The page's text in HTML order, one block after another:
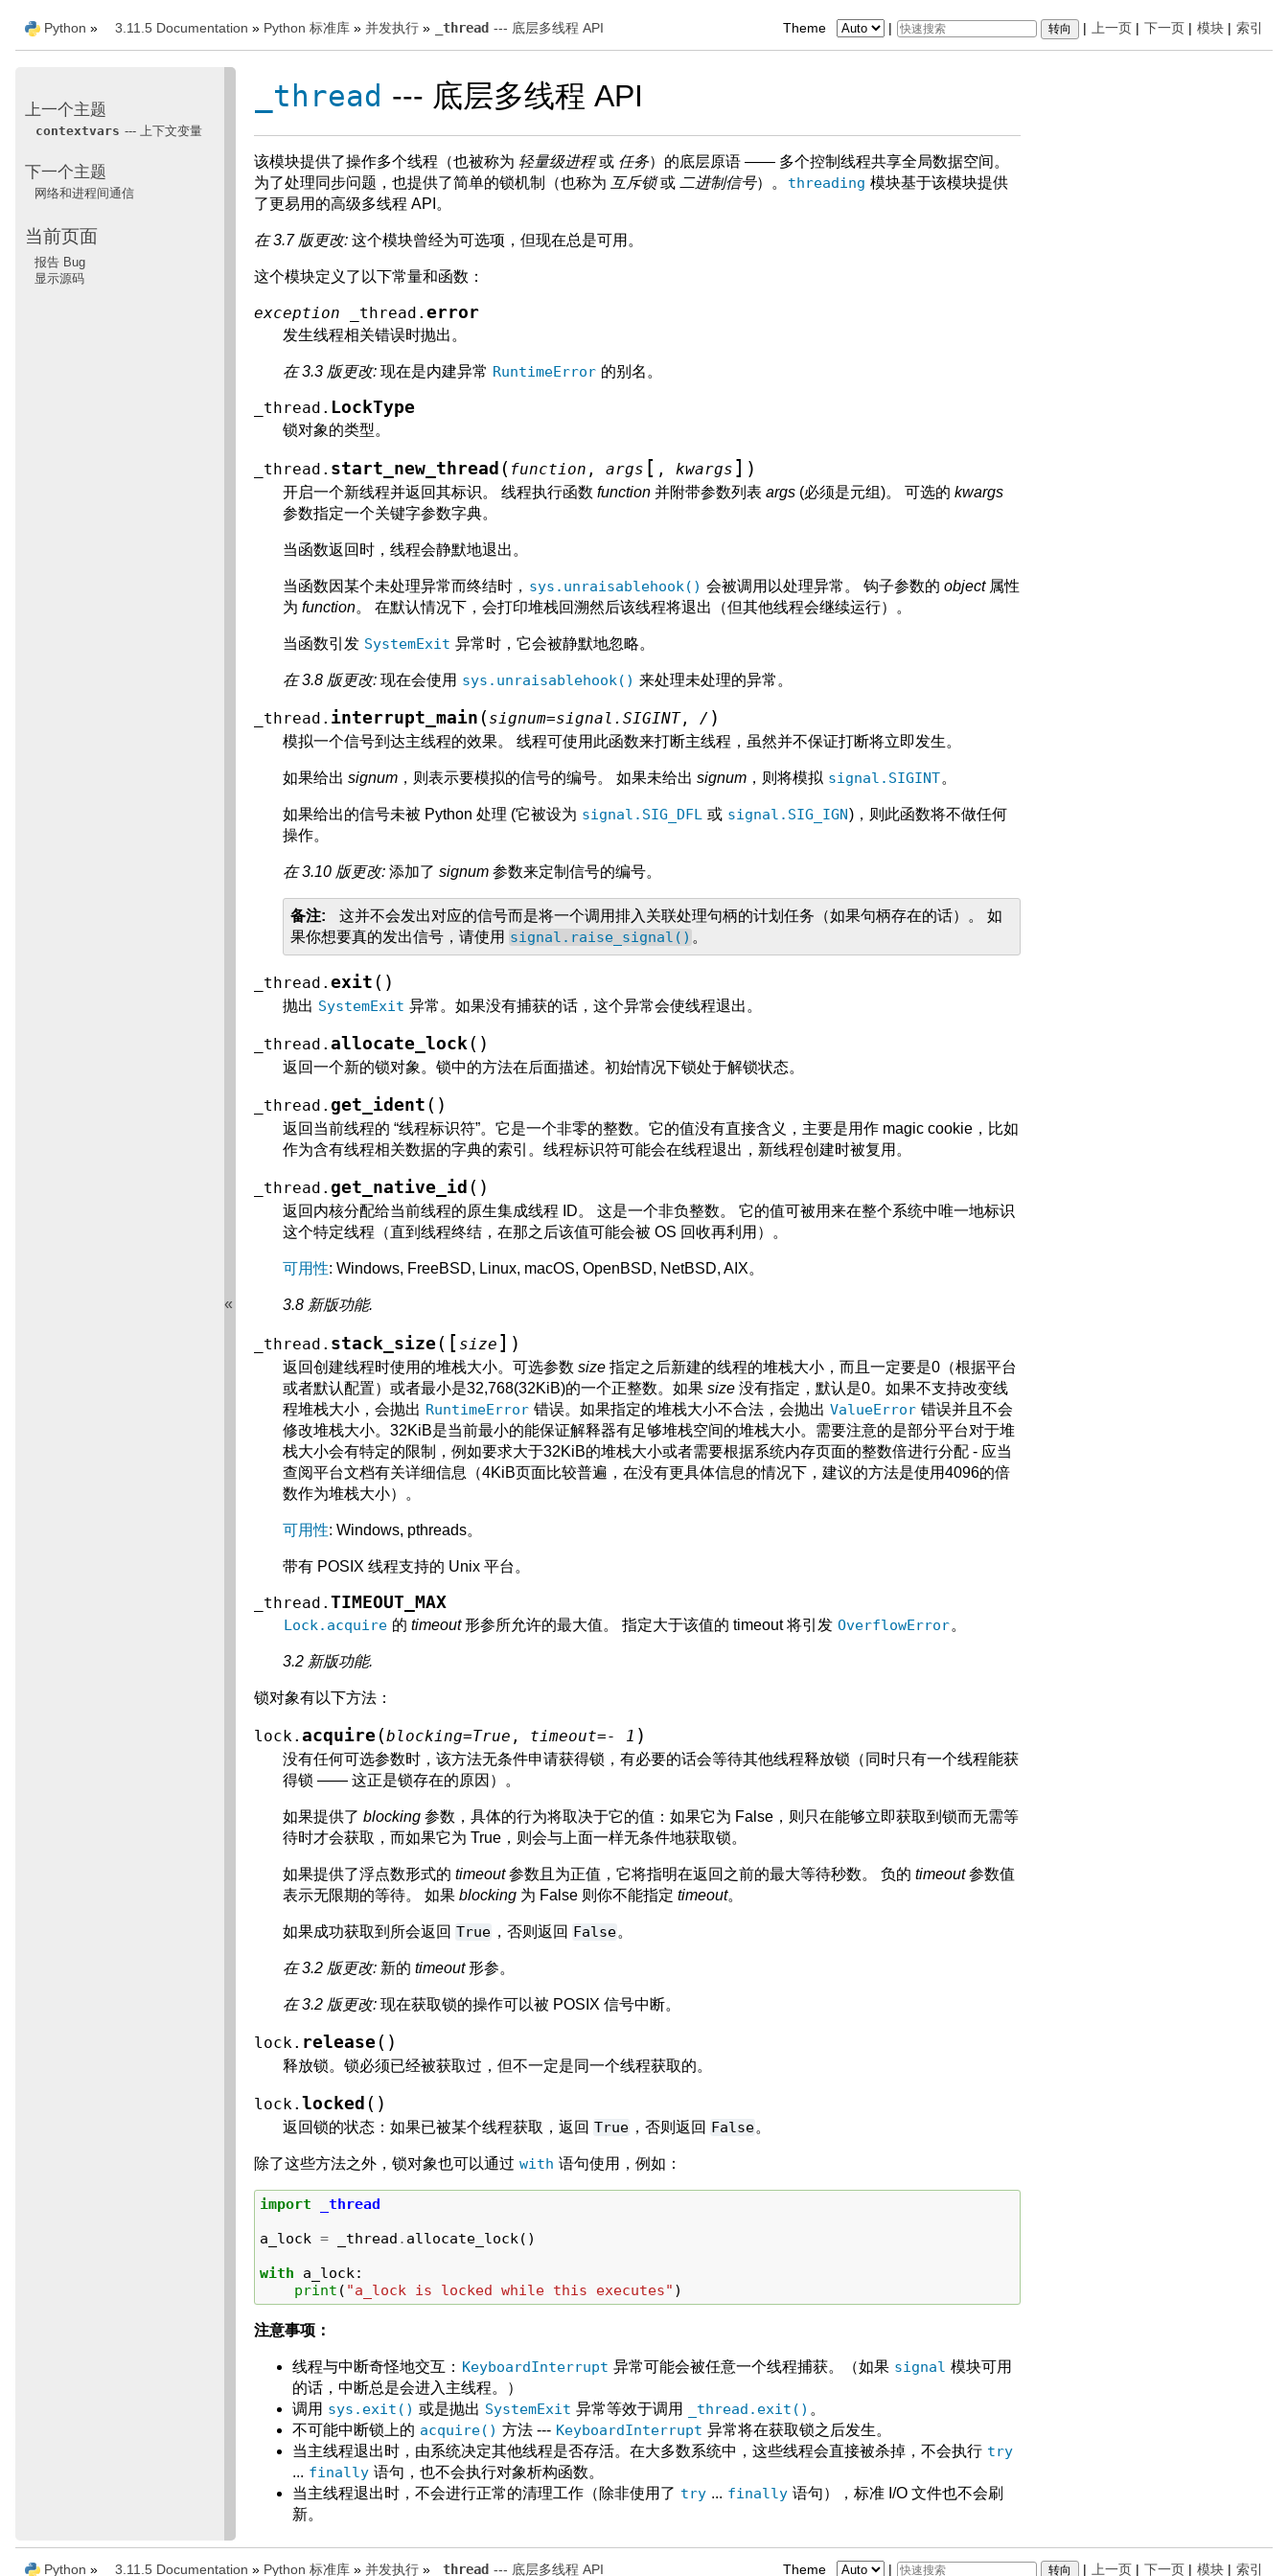
索引
模块 |
下一页 |
上一页 |
Python » 3.11.5 Documentation » Python 标准库 » 并发执行 » _thread --- 底层多线程 API |
Theme |
_thread --- 底层多线程 API
该模块提供了操作多个线程（也被称为轻量级进程或 任务）的底层原语 —— 多个控制线程共享全局数据空间。
为了处理同步问题，也提供了简单的锁机制（也称为 互斥锁或 二进制信号）。 threading 模块基于该模块提供
了更易用的高级多线程 API。
在 3.7 版更改:这个模块曾经为可选项，但现在总是可用。
这个模块定义了以下常量和函数：
exception _thread.error
发生线程相关错误时抛出。
在 3.3 版更改:现在是内建异常 RuntimeError 的别名。
_thread. LockType
锁对象的类型。
_thread. start_new_thread ( function ,args [ ,kwargs ] )
开启一个新线程并返回其标识。 线程执行函数function 并附带参数列表args (必须是元组)。 可选的kwargs
参数指定一个关键字参数字典。
当函数返回时，线程会静默地退出。
当函数因某个未处理异常而终结时， sys.unraisablehook() 会被调用以处理异常。 钩子参数的object属性
为function。 在默认情况下，会打印堆栈回溯然后该线程将退出（但其他线程会继续运行）。
当函数引发 SystemExit 异常时，它会被静默地忽略。
在 3.8 版更改:现在会使用 sys.unraisablehook() 来处理未处理的异常。
_thread. interrupt_main ( signum=signal.SIGINT,/ )
模拟一个信号到达主线程的效果。 线程可使用此函数来打断主线程，虽然并不保证打断将立即发生。
如果给出signum ，则表示要模拟的信号的编号。 如果未给出signum ，则将模拟 signal.SIGINT。
如果给出的信号未被 Python 处理 (它被设为 signal.SIG_DFL 或 signal.SIG_IGN)，则此函数将不做任何
操作。
在 3.10 版更改:添加了signum 参数来定制信号的编号。
备注
这并不会发出对应的信号而是将一个调用排入关联处理句柄的计划任务（如果句柄存在的话）。 如
果你想要真的发出信号，请使用 signal.raise_signal() 。
_thread.exit ( )
抛出 SystemExit 异常。如果没有捕获的话，这个异常会使线程退出。
_thread.allocate_lock ( )
返回一个新的锁对象。锁中的方法在后面描述。初始情况下锁处于解锁状态。
_thread. get_ident ( )
返回当前线程的 “线程标识符”。它是一个非零的整数。它的值没有直接含义，主要是用作 magic cookie，比如
作为含有线程相关数据的字典的索引。线程标识符可能会在线程退出，新线程创建时被复用。
_thread. get_native_id ( )
返回内核分配给当前线程的原生集成线程 ID。 这是一个非负整数。 它的值可被用来在整个系统中唯一地标识
这个特定线程（直到线程终结，在那之后该值可能会被 OS 回收再利用）。
可用性: Windows, FreeBSD, Linux, macOS, OpenBSD, NetBSD, AIX。
3.8 新版功能.
_thread. stack_size ( [ size ] )
返回创建线程时使用的堆栈大小。可选参数size 指定之后新建的线程的堆栈大小，而且一定要是0（根据平台
或者默认配置）或者最小是32,768(32KiB)的一个正整数。如果size 没有指定，默认是0。如果不支持改变线
程堆栈大小，会抛出 RuntimeError 错误。如果指定的堆栈大小不合法，会抛出 ValueError 错误并且不会
修改堆栈大小。32KiB是当前最小的能保证解释器有足够堆栈空间的堆栈大小。需要注意的是部分平台对于堆
栈大小会有特定的限制，例如要求大于32KiB的堆栈大小或者需要根据系统内存页面的整数倍进行分配 - 应当
查阅平台文档有关详细信息（4KiB页面比较普遍，在没有更具体信息的情况下，建议的方法是使用4096的倍
数作为堆栈大小）。
可用性: Windows, pthreads。
带有 POSIX 线程支持的 Unix 平台。
_thread.TIMEOUT_MAX
Lock.acquire 的timeout形参所允许的最大值。 指定大于该值的 timeout 将引发 OverflowError。
3.2 新版功能.
锁对象有以下方法：
lock.acquire (blocking=True , timeout=- 1 )
没有任何可选参数时，该方法无条件申请获得锁，有必要的话会等待其他线程释放锁（同时只有一个线程能获
得锁 —— 这正是锁存在的原因）。
如果提供了blocking 参数，具体的行为将取决于它的值：如果它为 False，则只在能够立即获取到锁而无需等
待时才会获取，而如果它为 True，则会与上面一样无条件地获取锁。
如果提供了浮点数形式的timeout参数且为正值，它将指明在返回之前的最大等待秒数。 负的timeout参数值
表示无限期的等待。 如果blocking 为 False 则你不能指定timeout。
如果成功获取到所会返回 True ，否则返回 False。
在 3.2 版更改: 新的timeout形参。
在 3.2 版更改:现在获取锁的操作可以被 POSIX 信号中断。
lock. release ( )
释放锁。锁必须已经被获取过，但不一定是同一个线程获取的。
lock.locked ( )
返回锁的状态：如果已被某个线程获取，返回 True ，否则返回 False。
除了这些方法之外，锁对象也可以通过 with 语句使用，例如：
import
_thread
a_lock = _thread . allocate_lock()
with
a_lock:
print ( "a_lock is locked while this executes" )
注意事项：
线程与中断奇怪地交互： KeyboardInterrupt 异常可能会被任意一个线程捕获。（如果 signal 模块可用
的话，中断总是会进入主线程。）
调用 sys.exit() 或是抛出 SystemExit 异常等效于调用 _thread.exit() 。
不可能中断锁上的 acquire() 方法 --- KeyboardInterrupt 异常将在获取锁之后发生。
当主线程退出时，由系统决定其他线程是否存活。在大多数系统中，这些线程会直接被杀掉，不会执行 try
... finally 语句，也不会执行对象析构函数。
当主线程退出时，不会进行正常的清理工作（除非使用了 try ... finally 语句），标准 I/O 文件也不会刷
新。
上一个主题
contextvars --- 上下文变量
下一个主题
网络和进程间通信
当前页面
报告 Bug
显示源码
«
索引
模块 |
下一页 |
上一页 |
Python » 3.11.5 Documentation » Python 标准库 » 并发执行 » _thread --- 底层多线程 API |
Theme |